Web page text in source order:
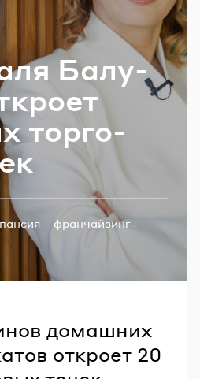
Ба­лу­
тор­го­
франчайзинг
домашних
откроет 20
Забыли пароль?
ВОЙТИ